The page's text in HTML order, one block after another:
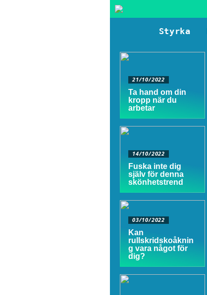
Styrka
21/10/2022
Ta hand om din
kropp när du
arbetar
14/10/2022
Fuska inte dig
själv för denna
skönhetstrend
03/10/2022
Kan
rullskridskoåknin
g vara något för
dig?